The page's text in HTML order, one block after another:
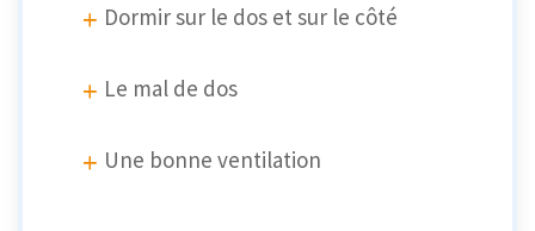
Dormir sur le dos et sur le côté
Le mal de dos
Une bonne ventilation